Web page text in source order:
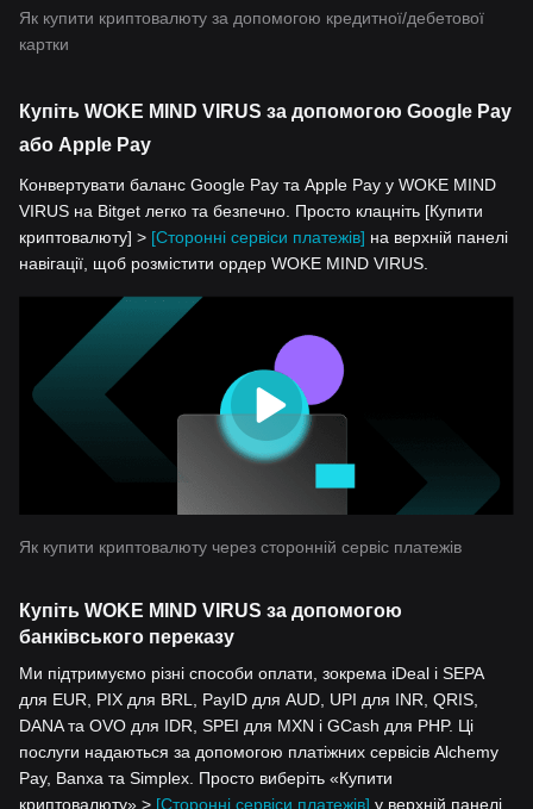
Як купити криптовалюту за допомогою кредитної/дебетової
картки
Купіть WOKE MIND VIRUS за допомогою Google Pay
або Apple Pay
Конвертувати баланс Google Pay та Apple Pay у WOKE MIND
VIRUS на Bitget легко та безпечно. Просто клацніть [Купити
криптовалюту] > [Сторонні сервіси платежів] на верхній панелі
навігації, щоб розмістити ордер WOKE MIND VIRUS.
Як купити криптовалюту через сторонній сервіс платежів
Купіть WOKE MIND VIRUS за допомогою
банківського переказу
Ми підтримуємо різні способи оплати, зокрема iDeal і SEPA
для EUR, PIX для BRL, PayID для AUD, UPI для INR, QRIS,
DANA та OVO для IDR, SPEI для MXN і GCash для PHP. Ці
послуги надаються за допомогою платіжних сервісів Alchemy
Pay, Banxa та Simplex. Просто виберіть «Купити
криптовалюту» > [Сторонні сервіси платежів] у верхній панелі